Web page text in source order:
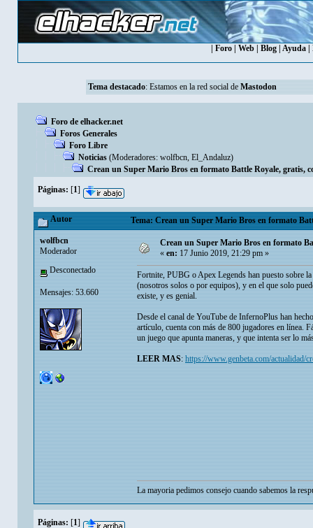
Foro| Web| Blog| Ayuda|
Tema destacado: Estamos en la red social de Mastodon
Foro de elhacker.net
Foros Generales
Foro Libre
Noticias (Moderadores: wolfbcn, El_Andaluz)
Crean un Super Mario Bros en formato Battle Royale, gratis,
Páginas: [1]
Autor Tema: Crean un Super Mario Bros en formato
wolfbcn
Moderador
Desconectado
Mensajes: 53.660
Crean un Super Mario Bros en formato
«en:17 Junio 2019, 21:29 pm »
Fortnite, PUBG o Apex Legends han puesto sobre
(nosotros solos o por equipos), y en el que solo
existe, y es genial.
Desde el canal de YouTube de InfernoPlus han
artículo, cuenta con más de 800 jugadores en línea.
un juego que apunta maneras, y que intenta ser lo
LEER MAS:https://www.genbeta.com/actualidad/
La mayoria pedimos consejo cuando sabemos la
Páginas: [1]